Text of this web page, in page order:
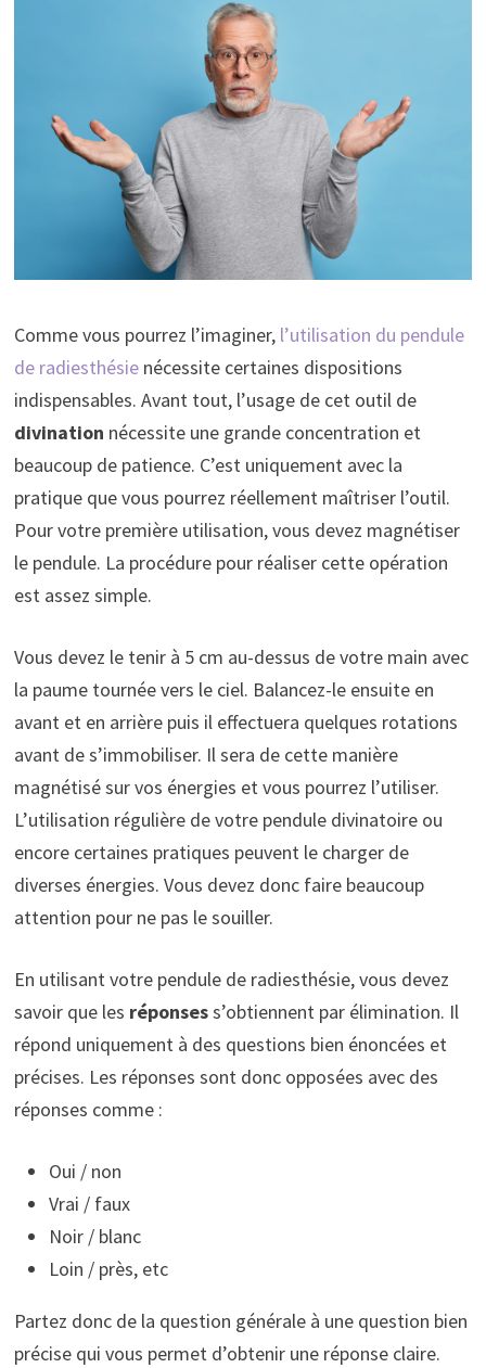
Comme vous pourrez l’imaginer, l’utilisation du pendule
de radiesthésie nécessite certaines dispositions
indispensables. Avant tout, l’usage de cet outil de
divination nécessite une grande concentration et
beaucoup de patience. C’est uniquement avec la
pratique que vous pourrez réellement maîtriser l’outil.
Pour votre première utilisation, vous devez magnétiser
le pendule. La procédure pour réaliser cette opération
est assez simple.
Vous devez le tenir à 5 cm au-dessus de votre main avec
la paume tournée vers le ciel. Balancez-le ensuite en
avant et en arrière puis il effectuera quelques rotations
avant de s’immobiliser. Il sera de cette manière
magnétisé sur vos énergies et vous pourrez l’utiliser.
L’utilisation régulière de votre pendule divinatoire ou
encore certaines pratiques peuvent le charger de
diverses énergies. Vous devez donc faire beaucoup
attention pour ne pas le souiller.
En utilisant votre pendule de radiesthésie, vous devez
savoir que les réponsess’obtiennent par élimination. Il
répond uniquement à des questions bien énoncées et
précises. Les réponses sont donc opposées avec des
réponses comme :
Oui / non
Vrai / faux
Noir / blanc
Loin / près, etc
Partez donc de la question générale à une question bien
précise qui vous permet d’obtenir une réponse claire.